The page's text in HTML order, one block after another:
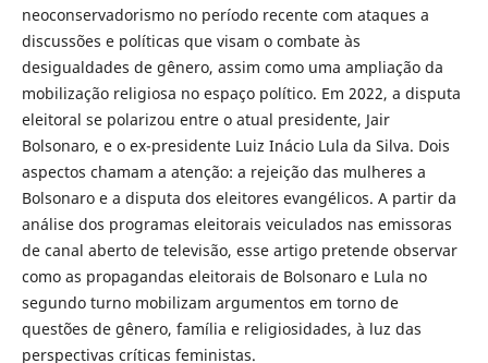
neoconservadorismo no período recente com ataques a
discussões e políticas que visam o combate às
desigualdades de gênero, assim como uma ampliação da
mobilização religiosa no espaço político. Em 2022, a disputa
eleitoral se polarizou entre o atual presidente, Jair
Bolsonaro, e o ex-presidente Luiz Inácio Lula da Silva. Dois
aspectos chamam a atenção: a rejeição das mulheres a
Bolsonaro e a disputa dos eleitores evangélicos. A partir da
análise dos programas eleitorais veiculados nas emissoras
de canal aberto de televisão, esse artigo pretende observar
como as propagandas eleitorais de Bolsonaro e Lula no
segundo turno mobilizam argumentos em torno de
questões de gênero, família e religiosidades, à luz das
perspectivas críticas feministas.